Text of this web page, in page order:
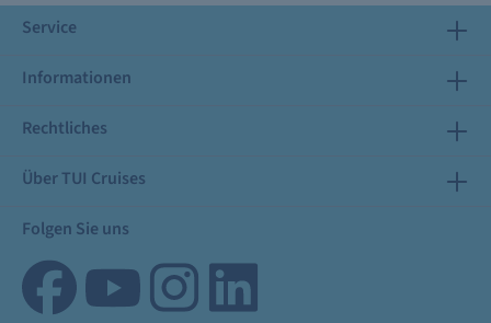
Service
Informationen
Rechtliches
Über TUI Cruises
Folgen Sie uns